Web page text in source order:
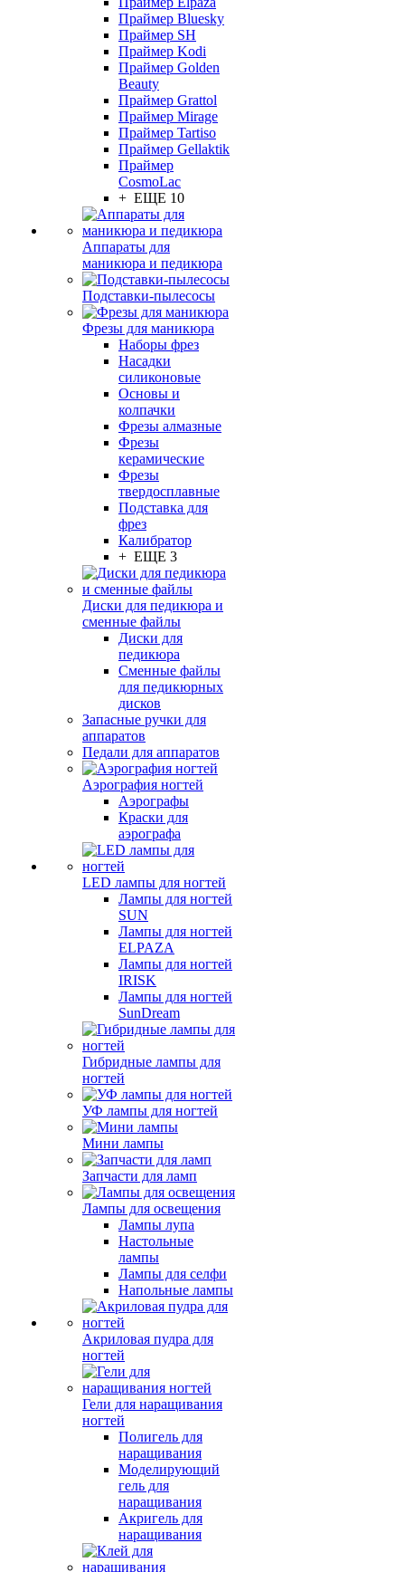
Праймер Bluesky
Праймер SH
Праймер Kodi
Праймер Golden
Beauty
Праймер Grattol
Праймер Mirage
Праймер Tartiso
Праймер Gellaktik
Праймер
CosmoLac
+ ЕЩЕ 10
Аппараты для
маникюра и педикюра
Подставки-пылесосы
Фрезы для маникюра
Наборы фрез
Насадки
силиконовые
Основы и
колпачки
Фрезы алмазные
Фрезы
керамические
Фрезы
твердосплавные
Подставка для
фрез
Калибратор
+ ЕЩЕ 3
Диски для педикюра и
сменные файлы
Диски для
педикюра
Сменные файлы
для педикюрных
дисков
Запасные ручки для
аппаратов
Педали для аппаратов
Аэрография ногтей
Аэрографы
Краски для
аэрографа
LED лампы для ногтей
Лампы для ногтей
SUN
Лампы для ногтей
ELPAZA
Лампы для ногтей
IRISK
Лампы для ногтей
SunDream
Гибридные лампы для
ногтей
УФ лампы для ногтей
Мини лампы
Запчасти для ламп
Лампы для освещения
Лампы лупа
Настольные
лампы
Лампы для селфи
Напольные лампы
Акриловая пудра для
ногтей
Гели для наращивания
ногтей
Полигель для
наращивания
Моделирующий
гель для
наращивания
Акригель для
наращивания